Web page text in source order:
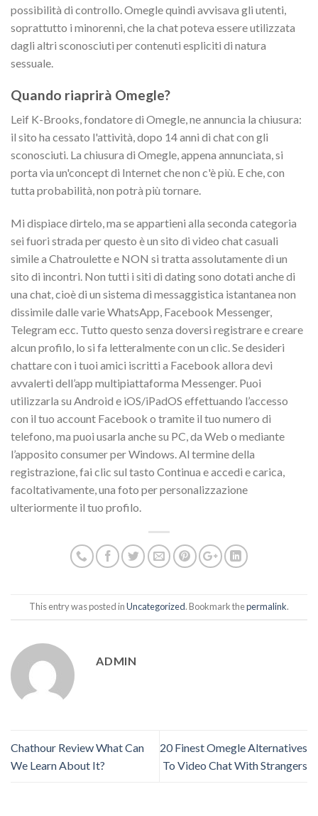
possibilità di controllo. Omegle quindi avvisava gli utenti,
soprattutto i minorenni, che la chat poteva essere utilizzata
dagli altri sconosciuti per contenuti espliciti di natura
sessuale.
Quando riaprirà Omegle?
Leif K-Brooks, fondatore di Omegle, ne annuncia la chiusura:
il sito ha cessato l'attività, dopo 14 anni di chat con gli
sconosciuti. La chiusura di Omegle, appena annunciata, si
porta via un'concept di Internet che non c'è più. E che, con
tutta probabilità, non potrà più tornare.
Mi dispiace dirtelo, ma se appartieni alla seconda categoria
sei fuori strada per questo è un sito di video chat casuali
simile a Chatroulette e NON si tratta assolutamente di un
sito di incontri. Non tutti i siti di dating sono dotati anche di
una chat, cioè di un sistema di messaggistica istantanea non
dissimile dalle varie WhatsApp, Facebook Messenger,
Telegram ecc. Tutto questo senza doversi registrare e creare
alcun profilo, lo si fa letteralmente con un clic. Se desideri
chattare con i tuoi amici iscritti a Facebook allora devi
avvalerti dell’app multipiattaforma Messenger. Puoi
utilizzarla su Android e iOS/iPadOS effettuando l’accesso
con il tuo account Facebook o tramite il tuo numero di
telefono, ma puoi usarla anche su PC, da Web o mediante
l’apposito consumer per Windows. Al termine della
registrazione, fai clic sul tasto Continua e accedi e carica,
facoltativamente, una foto per personalizzazione
ulteriormente il tuo profilo.
This entry was posted inUncategorized. Bookmark thepermalink.
ADMIN
Chathour Review What Can
We Learn About It?
20 Finest Omegle Alternatives
To Video Chat With Strangers